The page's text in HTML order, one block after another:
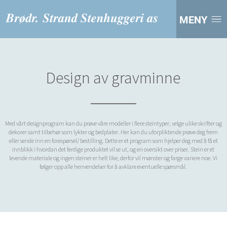
MENY
Design av gravminne
Med vårt designprogram kan du prøve våre modeller i flere steintyper, velge ulike skrifter og
dekorer samt tilbehør som lykter og bedplater. Her kan du uforpliktende prøve deg frem
eller sende inn en forespørsel/ bestilling. Dette er et program som hjelper deg med å få et
innblikk i hvordan det ferdige produktet vil se ut, og en oversikt over priser. Stein er et
levende materiale og ingen steiner er helt like, derfor vil mønster og farge variere noe. Vi
følger opp alle henvendelser for å avklare eventuelle spørsmål.